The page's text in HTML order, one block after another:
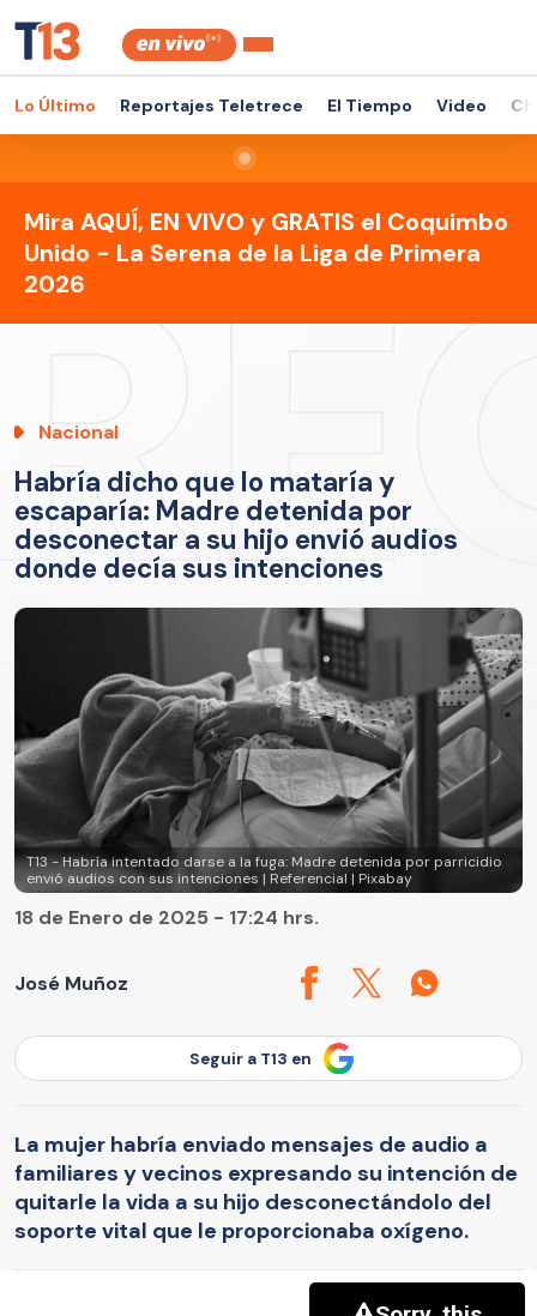
Lo Último Reportajes Teletrece El Tiempo Video
Mira AQUÍ, EN VIVO y GRATIS el Coquimbo
Unido - La Serena de la Liga de Primera
2026
Nacional
Habría dicho que lo mataría y
escaparía: Madre detenida por
desconectar a su hijo envió audios
donde decía sus intenciones
T13 - Habría intentado darse a la fuga: Madre detenida por parricidio
envió audios con sus intenciones | Referencial | Pixabay
José Muñoz
18 de Enero de 2025 - 17:24 hrs.
Seguir a T13 en
La mujer habría enviado mensajes de audio a
familiares y vecinos expresando su intención de
quitarle la vida a su hijo desconectándolo del
soporte vital que le proporcionaba oxígeno.